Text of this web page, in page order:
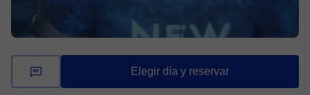
Matemáticas,
Ofrece prueba gratuita
clase
Elegir día y reservar